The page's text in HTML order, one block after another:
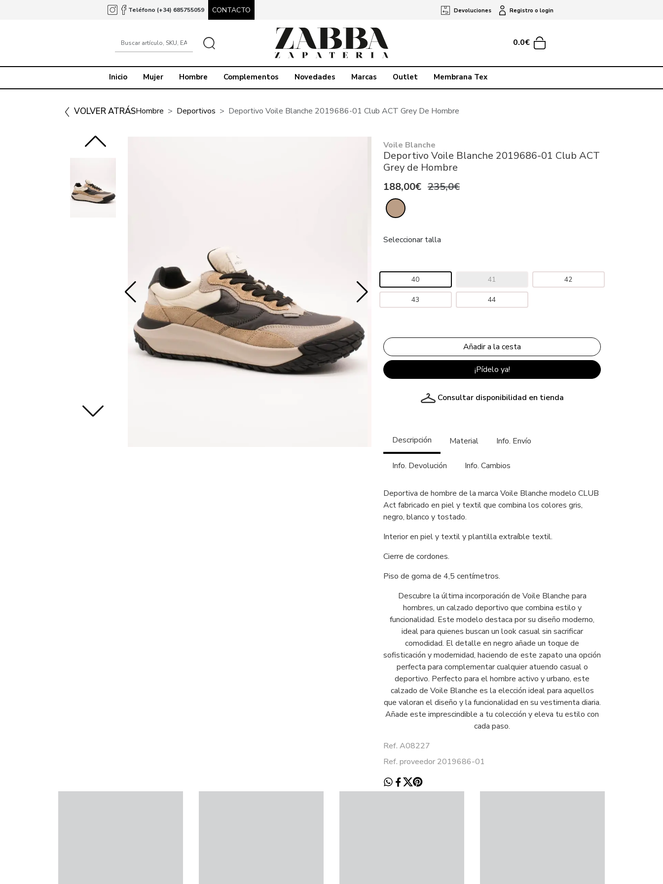
Teléfono (+34) 685755059 CONTACTO Devoluciones Registro o login
0.0€
Inicio Mujer Hombre Complementos Novedades Marcas Outlet Membrana Tex
VOLVER ATRÁSHombre Deportivos Deportivo Voile Blanche 2019686-01 Club ACT Grey De Hombre
Voile Blanche
Deportivo Voile Blanche 2019686-01 Club ACT
Grey de Hombre
188,00€ 235,0€
Seleccionar talla
40 41 42
43 44
¡Pídelo ya!
Consultar disponibilidad en tienda
Descripción Material Info. Envío
Info. Devolución Info. Cambios
Deportiva de hombre de la marca Voile Blanche modelo CLUB
Act fabricado en piel y textil que combina los colores gris,
negro, blanco y tostado.
Interior en piel y textil y plantilla extraíble textil.
Cierre de cordones.
Piso de goma de 4,5 centímetros.
Descubre la última incorporación de Voile Blanche para
hombres, un calzado deportivo que combina estilo y
funcionalidad. Este modelo destaca por su diseño moderno,
ideal para quienes buscan un look casual sin sacrificar
comodidad. El detalle en negro añade un toque de
sofisticación y modernidad, haciendo de este zapato una opción
perfecta para complementar cualquier atuendo casual o
deportivo. Perfecto para el hombre activo y urbano, este
calzado de Voile Blanche es la elección ideal para aquellos
que valoran el diseño y la funcionalidad en su vestimenta diaria.
Añade este imprescindible a tu colección y eleva tu estilo con
cada paso.
Ref. A08227
Ref. proveedor 2019686-01